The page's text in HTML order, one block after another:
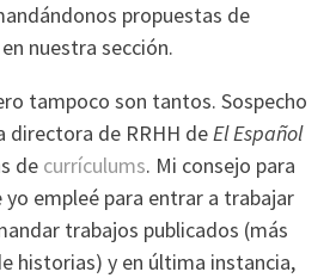
propuestas de
nuestra sección.
tampoco son tantos. Sospecho
directora de RRHH deEl Español
de currículums. Mi consejo para
empleé para entrar a trabajar
trabajos publicados (más
historias) y en última instancia,